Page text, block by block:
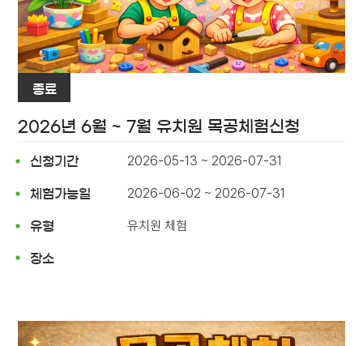
종료
2026년 6월 ~ 7월 유치원 목공체험신청
신청기간 2026-05-13 ~ 2026-07-31
체험가능일 2026-06-02 ~ 2026-07-31
유형 유치원 체험
장소